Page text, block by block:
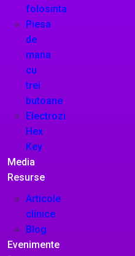
folosinta
Piesa
de
mana
cu
trei
butoane
Electrozi
Hex
Key
Media
Resurse
Articole
clinice
Blog
Evenimente